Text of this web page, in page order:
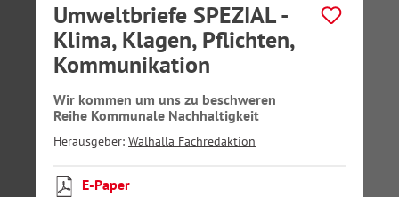
Umweltbriefe SPEZIAL -
Klima, Klagen, Pflichten,
Kommunikation
Wir kommen um uns zu beschweren
Reihe Kommunale Nachhaltigkeit
Herausgeber: Walhalla Fachredaktion
E-Paper